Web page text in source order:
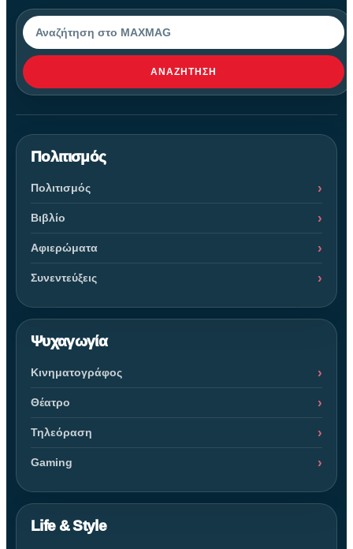
Αναζήτηση
ΑΝΑΖΉΤΗΣΗ
Πολιτισμός
Πολιτισμός
Βιβλίο
Αφιερώματα
Συνεντεύξεις
Ψυχαγωγία
Κινηματογράφος
Θέατρο
Τηλεόραση
Gaming
Life & Style